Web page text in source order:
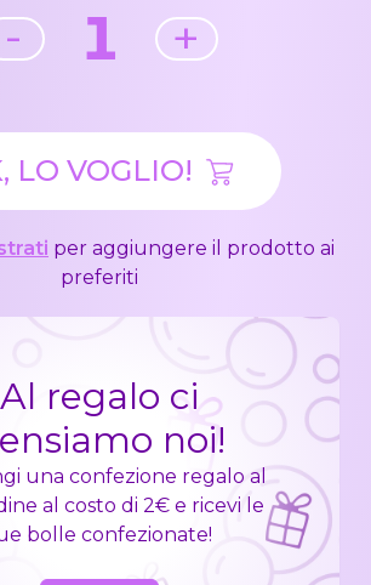
- 1 +
LO VOGLIO!
per aggiungere il prodotto ai
preferiti
Al regalo ci
noi!
una confezione regalo al
al costo di 2€ e ricevi le
bolle confezionate!